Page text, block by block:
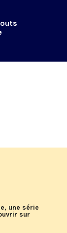
une série
sur